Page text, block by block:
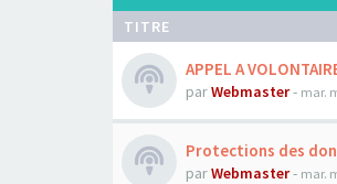
TITRE
APPEL A
parWebmaster- mar.
Protections des
parWebmaster- mar.